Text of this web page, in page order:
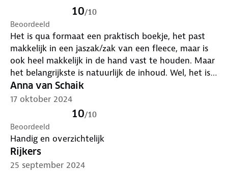
10/10
Beoordeeld
Het is qua formaat een praktisch boekje, het past
makkelijk in een jaszak/zak van een fleece, maar is
ook heel makkelijk in de hand vast te houden. Maar
het belangrijkste is natuurlijk de inhoud. Wel, het is
in een begrijpelijke en duidelijke taal geschreven en
de bijgevoegde plattegrond maakt het gemakkelijk
om naar bezienswaardigheden te reizen/lopen.
Anna van Schaik
17 oktober 2024
10/10
Beoordeeld
Handig en overzichtelijk
Rijkers
25 september 2024